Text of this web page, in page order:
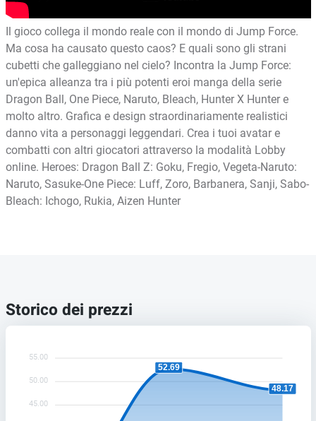
Il gioco collega il mondo reale con il mondo di Jump Force.
Ma cosa ha causato questo caos? E quali sono gli strani
cubetti che galleggiano nel cielo? Incontra la Jump Force:
un'epica alleanza tra i più potenti eroi manga della serie
Dragon Ball, One Piece, Naruto, Bleach, Hunter X Hunter e
molto altro. Grafica e design straordinariamente realistici
danno vita a personaggi leggendari. Crea i tuoi avatar e
combatti con altri giocatori attraverso la modalità Lobby
online. Heroes: Dragon Ball Z: Goku, Fregio, Vegeta-Naruto:
Naruto, Sasuke-One Piece: Luff, Zoro, Barbanera, Sanji, Sabo-
Bleach: Ichogo, Rukia, Aizen Hunter
Storico dei prezzi
55.00
50.00
45.00
52.69
48.17